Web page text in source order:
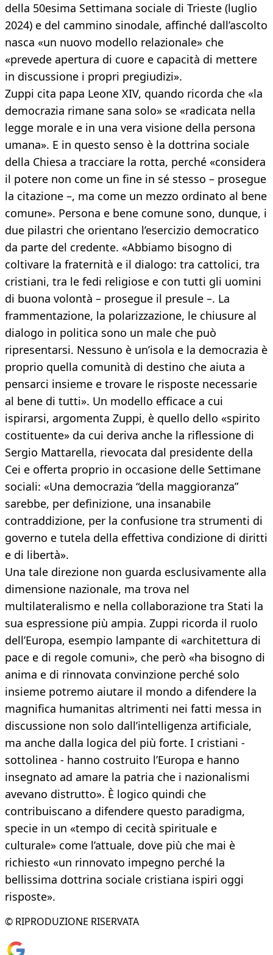
della 50esima Settimana sociale di Trieste (luglio
2024) e del cammino sinodale, affinché dall’ascolto
nasca «un nuovo modello relazionale» che
«prevede apertura di cuore e capacità di mettere
in discussione i propri pregiudizi».
Zuppi cita papa Leone XIV, quando ricorda che «la
democrazia rimane sana solo» se «radicata nella
legge morale e in una vera visione della persona
umana». E in questo senso è la dottrina sociale
della Chiesa a tracciare la rotta, perché «considera
il potere non come un fine in sé stesso – prosegue
la citazione –, ma come un mezzo ordinato al bene
comune». Persona e bene comune sono, dunque, i
due pilastri che orientano l’esercizio democratico
da parte del credente. «Abbiamo bisogno di
coltivare la fraternità e il dialogo: tra cattolici, tra
cristiani, tra le fedi religiose e con tutti gli uomini
di buona volontà – prosegue il presule –. La
frammentazione, la polarizzazione, le chiusure al
dialogo in politica sono un male che può
ripresentarsi. Nessuno è un’isola e la democrazia è
proprio quella comunità di destino che aiuta a
pensarci insieme e trovare le risposte necessarie
al bene di tutti». Un modello efficace a cui
ispirarsi, argomenta Zuppi, è quello dello «spirito
costituente» da cui deriva anche la riflessione di
Sergio Mattarella, rievocata dal presidente della
Cei e offerta proprio in occasione delle Settimane
sociali: «Una democrazia “della maggioranza”
sarebbe, per definizione, una insanabile
contraddizione, per la confusione tra strumenti di
governo e tutela della effettiva condizione di diritti
e di libertà».
Una tale direzione non guarda esclusivamente alla
dimensione nazionale, ma trova nel
multilateralismo e nella collaborazione tra Stati la
sua espressione più ampia. Zuppi ricorda il ruolo
dell’Europa, esempio lampante di «architettura di
pace e di regole comuni», che però «ha bisogno di
anima e di rinnovata convinzione perché solo
insieme potremo aiutare il mondo a difendere la
magnifica humanitas altrimenti nei fatti messa in
discussione non solo dall’intelligenza artificiale,
ma anche dalla logica del più forte. I cristiani -
sottolinea - hanno costruito l’Europa e hanno
insegnato ad amare la patria che i nazionalismi
avevano distrutto». È logico quindi che
contribuiscano a difendere questo paradigma,
specie in un «tempo di cecità spirituale e
culturale» come l’attuale, dove più che mai è
richiesto «un rinnovato impegno perché la
bellissima dottrina sociale cristiana ispiri oggi
risposte».
© RIPRODUZIONE RISERVATA